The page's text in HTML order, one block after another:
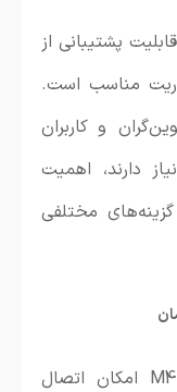
نقاط قوت مک استودیو ۲۰۲۵، قابلیت پشتیبانی از
ریت مناسب است.
و کاربران
دارند، اهمیت
مختلفی
مک استودیو مجهز به تراشه M4 Max امکان اتصال